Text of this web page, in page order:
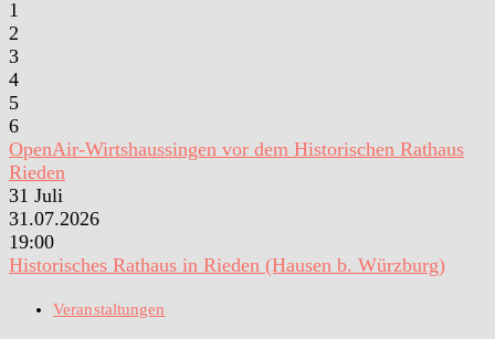
1
2
3
4
5
6
OpenAir-Wirtshaussingen vor dem Historischen Rathaus
Rieden
31 Juli
31.07.2026
19:00
Historisches Rathaus in Rieden (Hausen b. Würzburg)
Veranstaltungen